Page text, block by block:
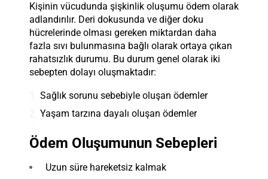
Kişinin vücudunda şişkinlik oluşumu ödem olarak
adlandırılır. Deri dokusunda ve diğer doku
hücrelerinde olması gereken miktardan daha
fazla sıvı bulunmasına bağlı olarak ortaya çıkan
rahatsızlık durumu. Bu durum genel olarak iki
sebepten dolayı oluşmaktadır:
Sağlık sorunu sebebiyle oluşan ödemler
Yaşam tarzına dayalı oluşan ödemler
Ödem Oluşumunun Sebepleri
Uzun süre hareketsiz kalmak